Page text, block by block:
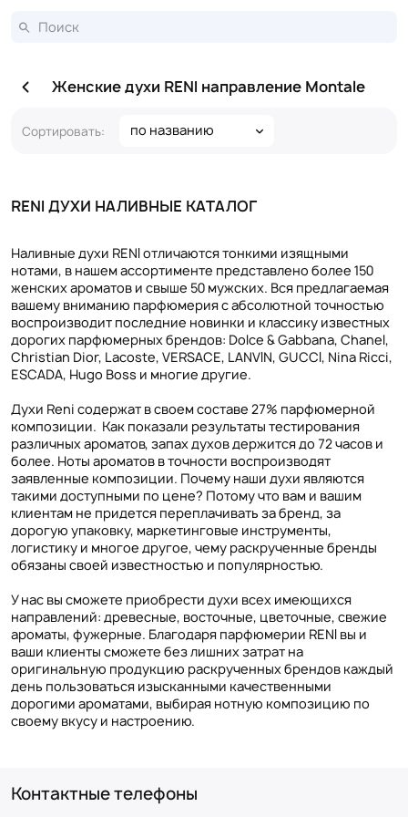
Женские духи RENI направление Montale
Сортировать: по названию
RENI ДУХИ НАЛИВНЫЕ КАТАЛОГ
Наливные духи RENI отличаются тонкими изящными
нотами, в нашем ассортименте представлено более 150
женских ароматов и свыше 50 мужских. Вся предлагаемая
вашему вниманию парфюмерия с абсолютной точностью
воспроизводит последние новинки и классику известных
дорогих парфюмерных брендов: Dolce & Gabbana, Chanel,
Christian Dior, Lacoste, VERSACE, LANVIN, GUCCI, Nina Ricci,
ESCADA, Hugo Boss и многие другие.
Духи Reni содержат в своем составе 27% парфюмерной
композиции. Как показали результаты тестирования
различных ароматов, запах духов держится до 72 часов и
более. Ноты ароматов в точности воспроизводят
заявленные композиции. Почему наши духи являются
такими доступными по цене? Потому что вам и вашим
клиентам не придется переплачивать за бренд, за
дорогую упаковку, маркетинговые инструменты,
логистику и многое другое, чему раскрученные бренды
обязаны своей известностью и популярностью.
У нас вы сможете приобрести духи всех имеющихся
направлений: древесные, восточные, цветочные, свежие
ароматы, фужерные. Благодаря парфюмерии RENI вы и
ваши клиенты сможете без лишних затрат на
оригинальную продукцию раскрученных брендов каждый
день пользоваться изысканными качественными
дорогими ароматами, выбирая нотную композицию по
своему вкусу и настроению.
Контактные телефоны